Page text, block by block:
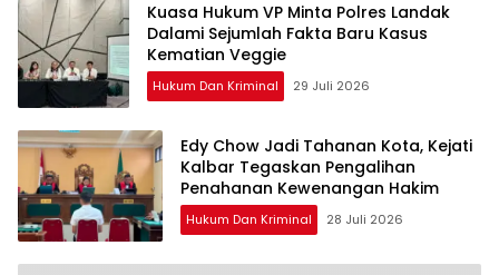
Kuasa Hukum VP Minta Polres Landak
Dalami Sejumlah Fakta Baru Kasus
Kematian Veggie
Hukum Dan Kriminal 29 Juli 2026
Edy Chow Jadi Tahanan Kota, Kejati
Kalbar Tegaskan Pengalihan
Penahanan Kewenangan Hakim
Hukum Dan Kriminal 28 Juli 2026